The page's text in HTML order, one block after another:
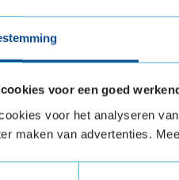
voor een goed
voor het analyseren
maken van advertenties.
kies kies
INCH
kies